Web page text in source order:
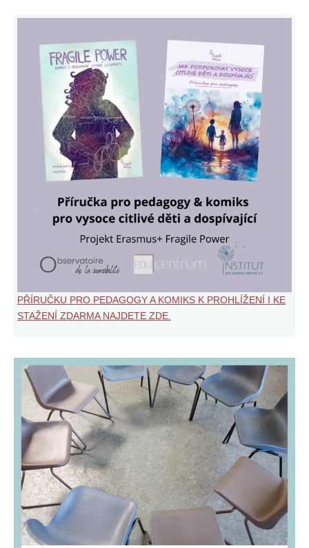
PŘÍRUČKU PRO PEDAGOGY A KOMIKS K PROHLÍŽENÍ I KE
STAŽENÍ ZDARMA NAJDETE ZDE.